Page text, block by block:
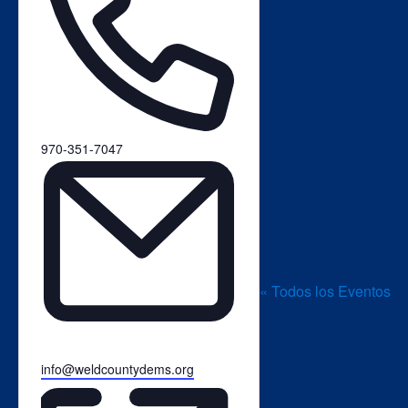
« Todos los Eventos
Teléfono
970-351-7047
Email
info@weldcountydems.org